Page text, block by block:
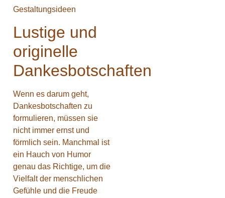
Lustige und
originelle
Dankesbotschaften
Wenn es darum geht,
Dankesbotschaften zu
formulieren, müssen sie
nicht immer ernst und
förmlich sein. Manchmal ist
ein Hauch von Humor
genau das Richtige, um die
Vielfalt der menschlichen
Gefühle und die Freude